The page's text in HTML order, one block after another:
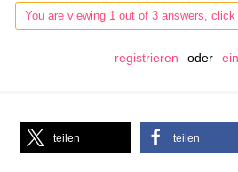
You are viewing 1 out of 3 answers,
registrieren oder
teilen teilen